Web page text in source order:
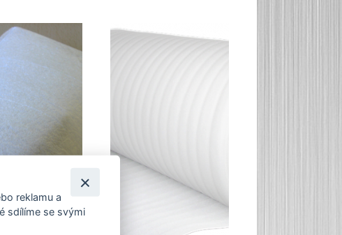
reklamu a
sdílíme se svými